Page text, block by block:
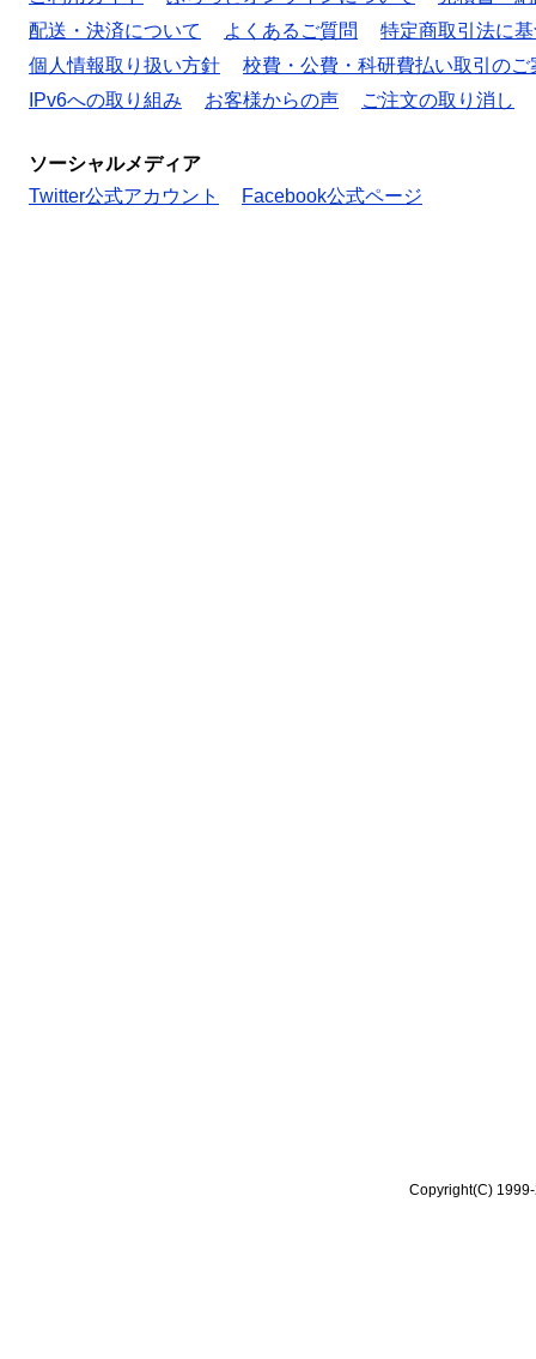
配送・決済について
よくあるご質問
特定商取引法に
個人情報取り扱い方針
校費・公費・科研費払い取引のご
IPv6への取り組み
お客様からの声 ご注文の取り消し
ソーシャルメディア
Twitter公式アカウント
Facebook公式ページ
Copyright(C)